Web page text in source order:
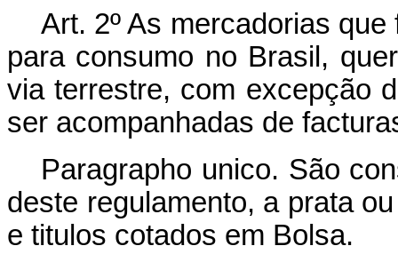
Art. 2º As mercadorias
para consumo no Brasil,
via terrestre, com excepção
ser acompanhadas de
Paragrapho unico. São
deste regulamento, a prata
e titulos cotados em Bolsa.